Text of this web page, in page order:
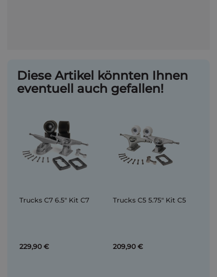
Diese Artikel könnten Ihnen
eventuell auch gefallen!
Trucks C7 6.5" Kit C7
229,90 €
Trucks C5 5.75" Kit C5
209,90 €